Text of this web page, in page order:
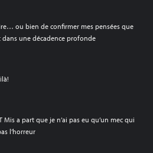
ou bien de confirmer mes pensées que
une décadence profonde
Mis a part que je n’ai pas eu qu’un mec qui
l’horreur